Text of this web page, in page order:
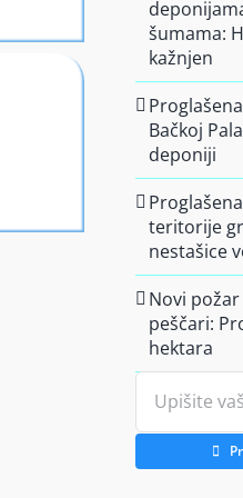
šumama:
kažnjen
Bačkoj
deponiji
teritorije
nestašice
Novi
peščari:
hektara